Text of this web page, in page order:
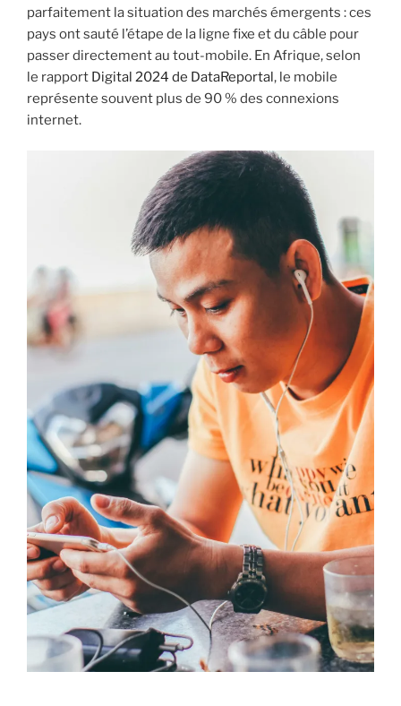
parfaitement la situation des marchés émergents : ces
pays ont sauté l’étape de la ligne fixe et du câble pour
passer directement au tout-mobile. En Afrique, selon
le rapport Digital 2024 de DataReportal, le mobile
représente souvent plus de 90 % des connexions
internet.